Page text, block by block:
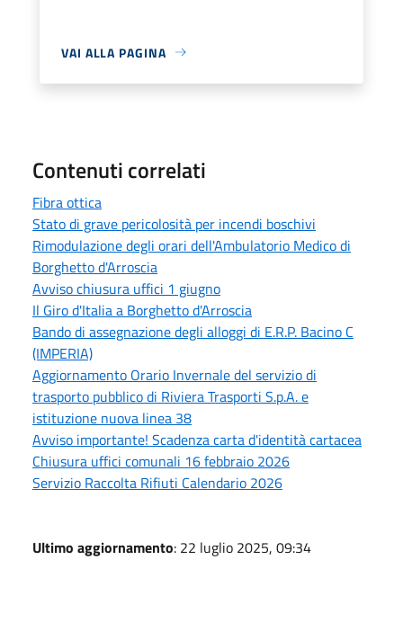
VAI ALLA PAGINA
Contenuti correlati
Fibra ottica
Stato di grave pericolosità per incendi boschivi
Rimodulazione degli orari dell'Ambulatorio Medico di
Borghetto d'Arroscia
Avviso chiusura uffici 1 giugno
Il Giro d'Italia a Borghetto d'Arroscia
Bando di assegnazione degli alloggi di E.R.P. Bacino C
(IMPERIA)
Aggiornamento Orario Invernale del servizio di
trasporto pubblico di Riviera Trasporti S.p.A. e
istituzione nuova linea 38
Avviso importante! Scadenza carta d'identità cartacea
Chiusura uffici comunali 16 febbraio 2026
Servizio Raccolta Rifiuti Calendario 2026
Ultimo aggiornamento: 22 luglio 2025, 09:34